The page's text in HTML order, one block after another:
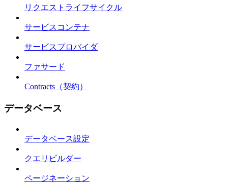
リクエストライフサイクル
サービスコンテナ
サービスプロバイダ
ファサード
Contracts（契約）
データベース
データベース設定
クエリビルダー
ページネーション